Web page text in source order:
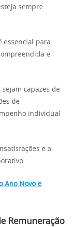
sempre
essencial para
e
capazes de
de
individual
e a
Ano Novo e
Remuneração